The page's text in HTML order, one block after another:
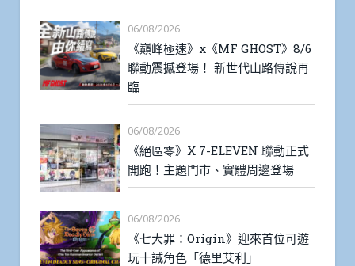
06/08/2026
《巔峰極速》x《MF GHOST》8/6
聯動震撼登場！ 新世代山路傳說再
臨
06/08/2026
《絕區零》X 7-ELEVEN 聯動正式
開跑！主題門市、實體周邊登場
06/08/2026
《七大罪：Origin》迎來首位可遊
玩十誡角色「德里艾利」